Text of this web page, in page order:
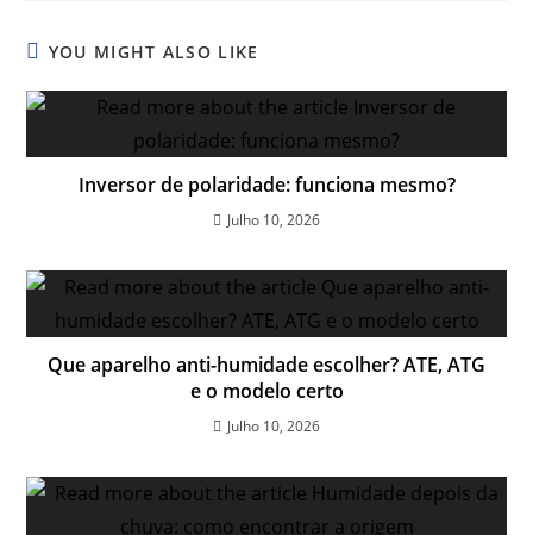
YOU MIGHT ALSO LIKE
Inversor de polaridade: funciona mesmo?
Julho 10, 2026
Que aparelho anti-humidade escolher? ATE, ATG
e o modelo certo
Julho 10, 2026